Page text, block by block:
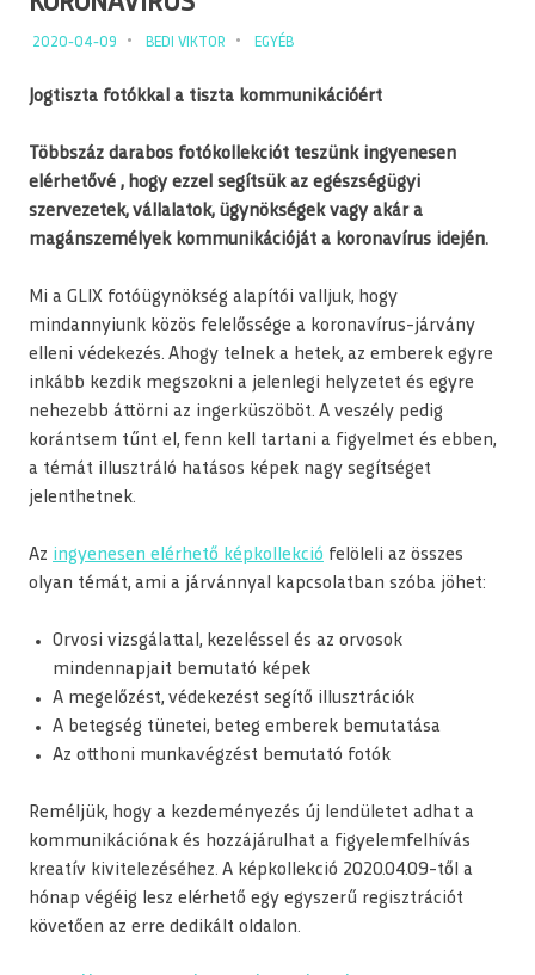
2020-04-09 BEDI VIKTOR EGYÉB
Jogtiszta fotókkal a tiszta kommunikációért
Többszáz darabos fotókollekciót teszünk ingyenesen
elérhetővé , hogy ezzel segítsük az egészségügyi
szervezetek, vállalatok, ügynökségek vagy akár a
magánszemélyek kommunikációját a koronavírus idején.
Mi a GLIX fotóügynökség alapítói valljuk, hogy
mindannyiunk közös felelőssége a koronavírus-járvány
elleni védekezés. Ahogy telnek a hetek, az emberek egyre
inkább kezdik megszokni a jelenlegi helyzetet és egyre
nehezebb áttörni az ingerküszöböt. A veszély pedig
korántsem tűnt el, fenn kell tartani a figyelmet és ebben,
a témát illusztráló hatásos képek nagy segítséget
jelenthetnek.
Az ingyenesen elérhető képkollekció felöleli az összes
olyan témát, ami a járvánnyal kapcsolatban szóba jöhet:
Orvosi vizsgálattal, kezeléssel és az orvosok
mindennapjait bemutató képek
A megelőzést, védekezést segítő illusztrációk
A betegség tünetei, beteg emberek bemutatása
Az otthoni munkavégzést bemutató fotók
Reméljük, hogy a kezdeményezés új lendületet adhat a
kommunikációnak és hozzájárulhat a figyelemfelhívás
kreatív kivitelezéséhez. A képkollekció 2020.04.09-től a
hónap végéig lesz elérhető egy egyszerű regisztrációt
követően az erre dedikált oldalon.